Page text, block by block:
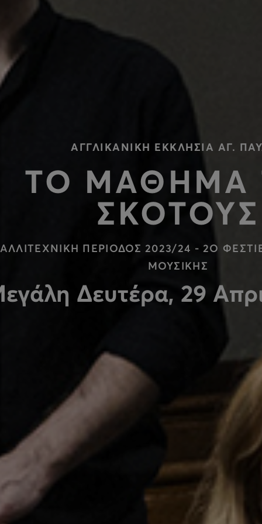
ΑΓΓΛΙΚΑΝΙΚΗ ΕΚΚΛΗΣΙΑ ΑΓ.
ΤΟ ΜΑΘΗΜΑ
ΣΚΟΤΟΥΣ
ΠΕΡΙΟΔΟΣ 2023/24 - 2Ο
ΜΟΥΣΙΚΗΣ
Δευτέρα, 29